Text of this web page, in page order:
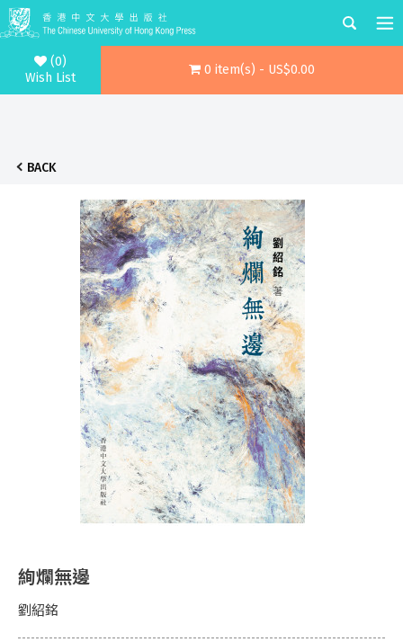
(0)
Wish List
0 item(s) - US$0.00
BACK
絢爛無邊
劉紹銘